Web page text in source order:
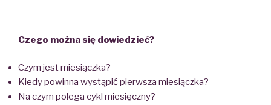
Czego można się dowiedzieć?
Czym jest miesiączka?
Kiedy powinna wystąpić pierwsza miesiączka?
Na czym polega cykl miesięczny?